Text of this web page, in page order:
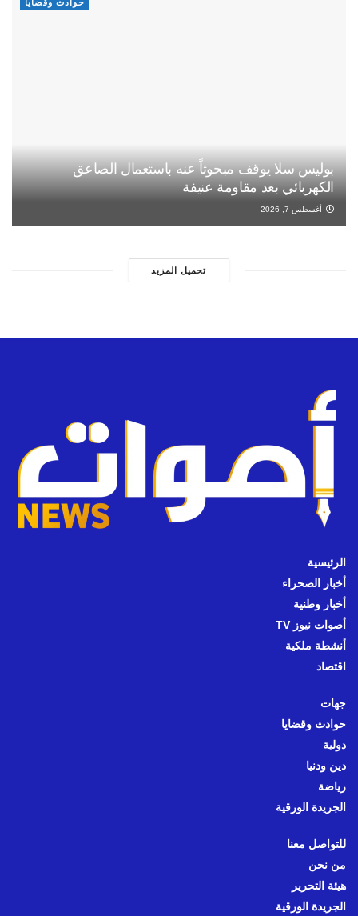
حوادث وقضايا
بوليس سلا يوقف مبحوثاً عنه باستعمال الصاعق
الكهربائي بعد مقاومة عنيفة
أغسطس 7, 2026
تحميل المزيد
الرئيسية
أخبار الصحراء
أخبار وطنية
أصوات نيوز TV
أنشطة ملكية
اقتصاد
جهات
حوادث وقضايا
دولية
دين ودنيا
رياضة
الجريدة الورقية
للتواصل معنا
من نحن
هيئة التحرير
الجريدة الورقية